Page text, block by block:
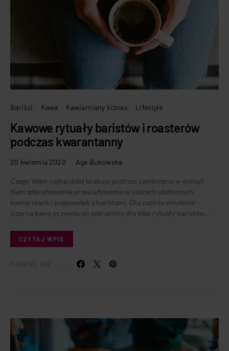
Bariści Kawa Kawiarniany biznes Lifestyle
Kawowe rytuały baristów i roasterów
podczas kwarantanny
20 kwietnia 2020 Aga Bukowska
Czego Wam najbardziej brakuje podczas zamknięcia w domu?
Nam zdecydowanie przesiadywania w naszych ulubionych
kawiarniach i pogawędek z baristami. Dla zapicia smutków
(czarną kawą oczywiście) zebraliśmy dla Was rytuały baristów…
CZYTAJ WPIS